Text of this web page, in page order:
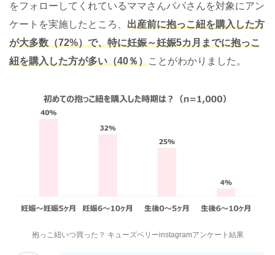
をフォローしてくれているママさんパパさんを対象にアン
ケートを実施したところ、 出産前に抱っこ紐を購入した方
が大多数（72%）で、特に妊娠～妊娠5カ月までに抱っこ
紐を購入した方が多い（40％）ことがわかりました。
抱っこ紐いつ買った？ キューズベリーinstagramアンケート結果